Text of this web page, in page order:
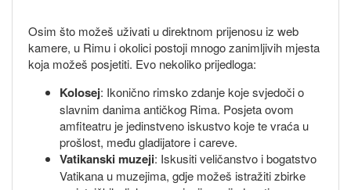
Osim što možeš uživati u direktnom prijenosu iz web
kamere, u Rimu i okolici postoji mnogo zanimljivih mjesta
koja možeš posjetiti. Evo nekoliko prijedloga:
Kolosej: Ikonično rimsko zdanje koje svjedoči o
slavnim danima antičkog Rima. Posjeta ovom
amfiteatru je jedinstveno iskustvo koje te vraća u
prošlost, među gladijatore i careve.
Vatikanski muzeji: Iskusiti veličanstvo i bogatstvo
Vatikana u muzejima, gdje možeš istražiti zbirke